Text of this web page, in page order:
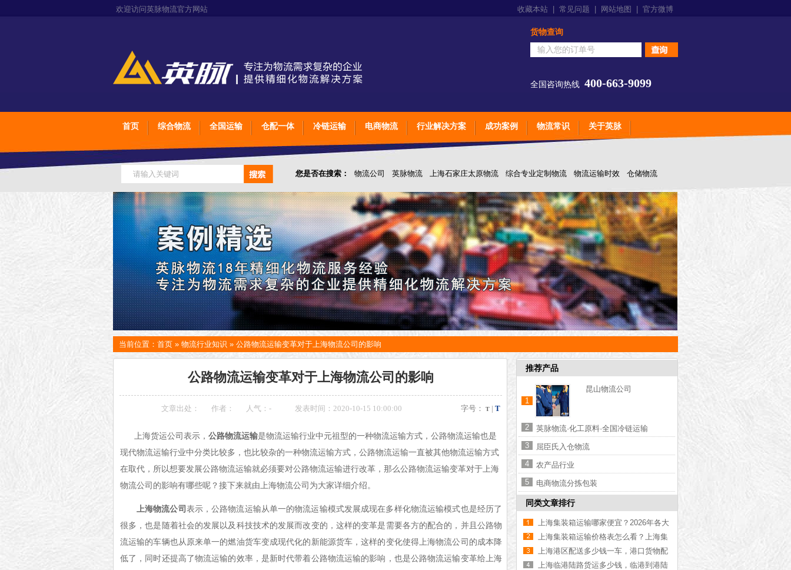
欢迎访问英脉物流官方网站 收藏本站 常见问题 网站地图 官方微博
货物查询
全国咨询热线 400-663-9099
首页 综合物流 全国运输 仓配一体 冷链运输 电商物流 行业解决方案 成功案例 物流常识 关于英脉
您是否在搜索： 物流公司 英脉物流 上海石家庄太原物流 综合专业定制物流 物流运输时效 仓储物流
仓储综合专业定制物流 上海石家庄太原综合专业定制物流
当前位置： 首页 » 物流行业知识 » 公路物流运输变革对于上海物流公司的影响
公路物流运输变革对于上海物流公司的影响
字号： T | T
文章出处： 作者： 人气： - 发表时间：2020-10-15 10:00:00
上海货运公司表示， 公路物流运输是物流运输行业中元祖型的一种物流运输方式，公路物流运输也是
现代物流运输行业中分类比较多，也比较杂的一种物流运输方式，公路物流运输一直被其他物流运输方式
在取代，所以想要发展公路物流运输就必须要对公路物流运输进行改革，那么公路物流运输变革对于上海
物流公司的影响有哪些呢？接下来就由上海物流公司为大家详细介绍。
上海物流公司 表示，公路物流运输从单一的物流运输模式发展成现在多样化物流运输模式也是经历了
很多，也是随着社会的发展以及科技技术的发展而改变的，这样的变革是需要各方的配合的，并且公路物
流运输的车辆也从原来单一的燃油货车变成现代化的新能源货车，这样的变化使得上海物流公司的成本降
低了，同时还提高了物流运输的效率，是新时代带着公路物流运输的影响，也是公路物流运输变革给上海
推荐产品
1
昆山物流公司
2
英脉物流·化工原料·全国冷链运输
3
屈臣氏入仓物流
4
农产品行业
5
电商物流分拣包装
同类文章排行
上海集装箱运输哪家便宜？2026年各大
物流公司推荐【最新更新】
上海集装箱运输价格表怎么看？上海集
装箱运输价格指南【最新更新】
上海港区配送多少钱一车，港口货物配
送服务收费价格表【含最新报价】
上海临港陆路货运多少钱，临港到港陆